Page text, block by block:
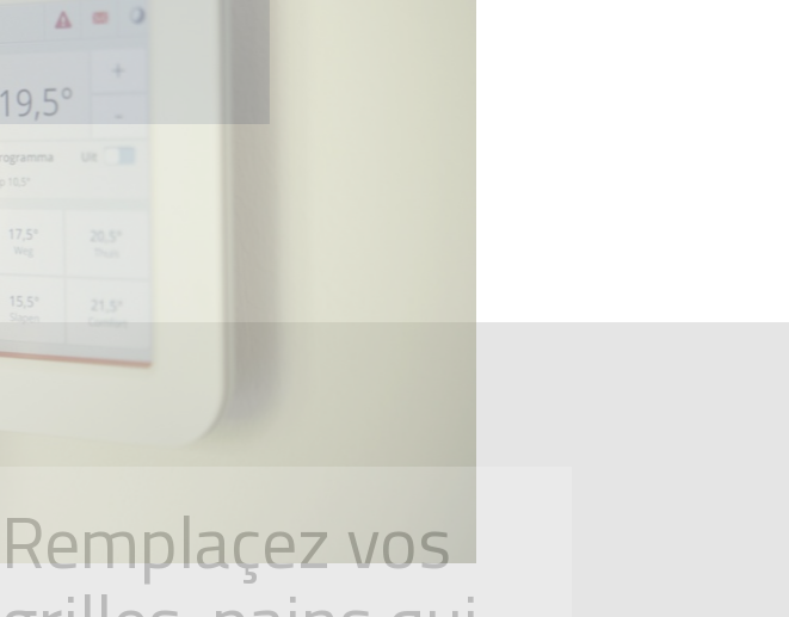
Remplaçez vos
grilles-pains qui
consomment
Remplacer ses chauffages est une excellente
manière de réduire sa consommation d’énergie et
de réaliser des économies sur ses factures de
chauffage. Les chauffages basse consommation